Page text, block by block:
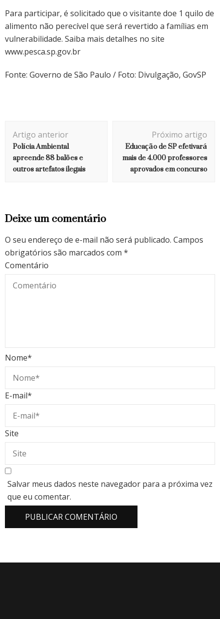
Para participar, é solicitado que o visitante doe 1 quilo de
alimento não perecível que será revertido a famílias em
vulnerabilidade. Saiba mais detalhes no site
www.pesca.sp.gov.br
Fonte: Governo de São Paulo / Foto: Divulgação, GovSP
de
post
Artigo anterior
Polícia Ambiental
apreende 88 balões e
outros artefatos ilegais
Próximo artigo
Educação de SP efetivará
mais de 4.000 professores
aprovados em concurso
Deixe um comentário
O seu endereço de e-mail não será publicado. Campos
obrigatórios são marcados com *
Comentário
Nome*
E-mail*
Site
Salvar meus dados neste navegador para a próxima vez
que eu comentar.